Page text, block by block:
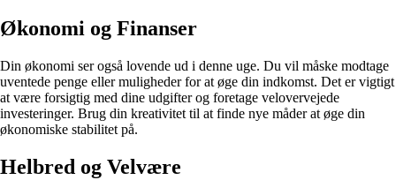
Økonomi og Finanser
Din økonomi ser også lovende ud i denne uge. Du vil måske modtage
uventede penge eller muligheder for at øge din indkomst. Det er vigtigt
at være forsigtig med dine udgifter og foretage velovervejede
investeringer. Brug din kreativitet til at finde nye måder at øge din
økonomiske stabilitet på.
Helbred og Velvære